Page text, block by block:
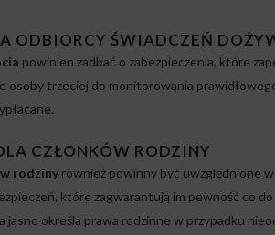
ODBIORCY ŚWIADCZEŃ
powinien zadbać o zabezpieczenia, które
osoby trzeciej do monitorowania
CZŁONKÓW RODZINY
rodzinyrównież powinny być uwzględnione w
które zagwarantują im pewność co
jasno określa prawa rodzinne w przypadku